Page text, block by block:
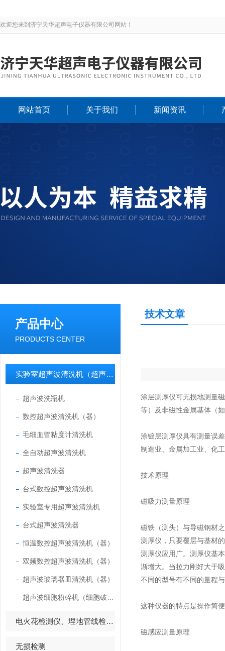
欢迎您来到济宁天华超声电子仪器有限公司网站！
网站首页 关于我们 新闻资讯
产品中心
PRODUCTS CENTER
实验室超声波清洗机（超声波清洗器）
超声波洗瓶机
数控超声波清洗机（器）
毛细血管粘度计清洗机
全自动超声波清洗机
超声波清洗器
台式数控超声波清洗机
实验室专用超声波清洗机
台式超声波清洗器
恒温数控超声波清洗机（器）
双频数控超声波清洗机（器）
超声波玻璃器皿清洗机（器）
电火花检测仪、埋地管线检测仪
无损检测
技术文章
涂层测厚仪可无损地测量
等）及非磁性金属基体（
涂镀层测厚仪具有测量误
制造业、金属加工业、化
技术原理
磁吸力测量原理
磁铁（测头）与导磁钢材
测厚仪，只要覆层与基材
测厚仪应用广。测厚仪基
渐增大。当拉力刚好大于
不同的型号有不同的量程
这种仪器的特点是操作简
磁感应测量原理